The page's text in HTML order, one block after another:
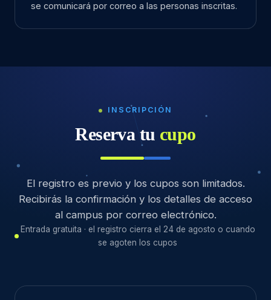
se comunicará por correo a las personas inscritas.
INSCRIPCIÓN
Reserva tu cupo
El registro es previo y los cupos son limitados.
Recibirás la confirmación y los detalles de acceso
al campus por correo electrónico.
Entrada gratuita · el registro cierra el 24 de agosto o cuando
se agoten los cupos